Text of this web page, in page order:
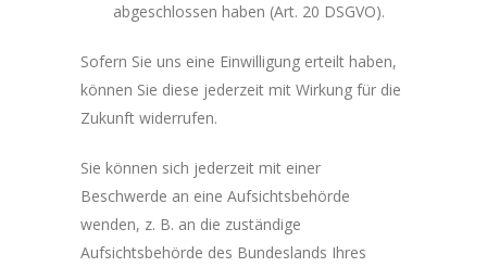
abgeschlossen haben (Art. 20 DSGVO).
Sofern Sie uns eine Einwilligung erteilt haben,
können Sie diese jederzeit mit Wirkung für die
Zukunft widerrufen.
Sie können sich jederzeit mit einer
Beschwerde an eine Aufsichtsbehörde
wenden, z. B. an die zuständige
Aufsichtsbehörde des Bundeslands Ihres